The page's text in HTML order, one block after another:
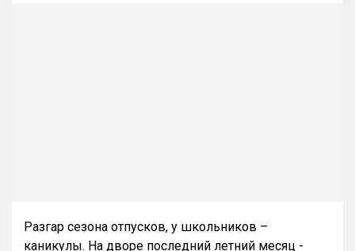
Разгар сезона отпусков, у школьников –
каникулы. На дворе последний летний месяц -